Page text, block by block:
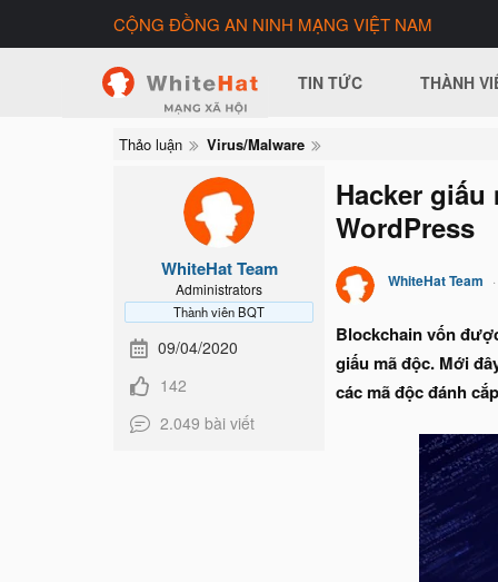
CỘNG ĐỒNG AN NINH MẠNG VIỆT NAM
TIN TỨC THÀNH
Thảo luận Virus/Malware
WhiteHat Team
Administrators
Thành viên BQT
09/04/2020
142
2.049 bài viết
Hacker
WordPress
WhiteHat Team
Blockchain vốn
giấu mã độc. Mới
các mã độc đánh